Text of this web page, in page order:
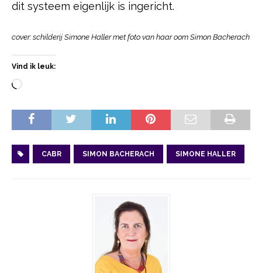
dit systeem eigenlijk is ingericht.
cover: schilderij Simone Haller met foto van haar oom Simon Bacherach
Vind ik leuk:
CABR SIMON BACHERACH SIMONE HALLER